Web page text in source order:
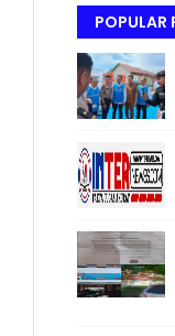
POPULAR